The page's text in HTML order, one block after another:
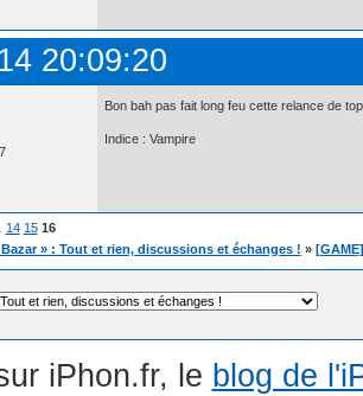
20:09:20
Bon bah pas fait long feu cette relance de
Indice : Vampire
14 15 16
» : Tout et rien, discussions et échanges ! »
iPhon.fr, le blog de